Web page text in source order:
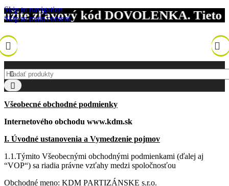
Skip to navigation
Skip to main content
kód DOVOLENKA. Tieto
Všeobecné obchodné podmienky
Internetového obchodu www.kdm.sk
I. Úvodné ustanovenia a Vymedzenie pojmov
1.1.Týmito Všeobecnými obchodnými podmienkami (ďalej aj
“VOP“) sa riadia právne vzťahy medzi spoločnosťou
Obchodné meno: KDM PARTIZÁNSKE s.r.o.